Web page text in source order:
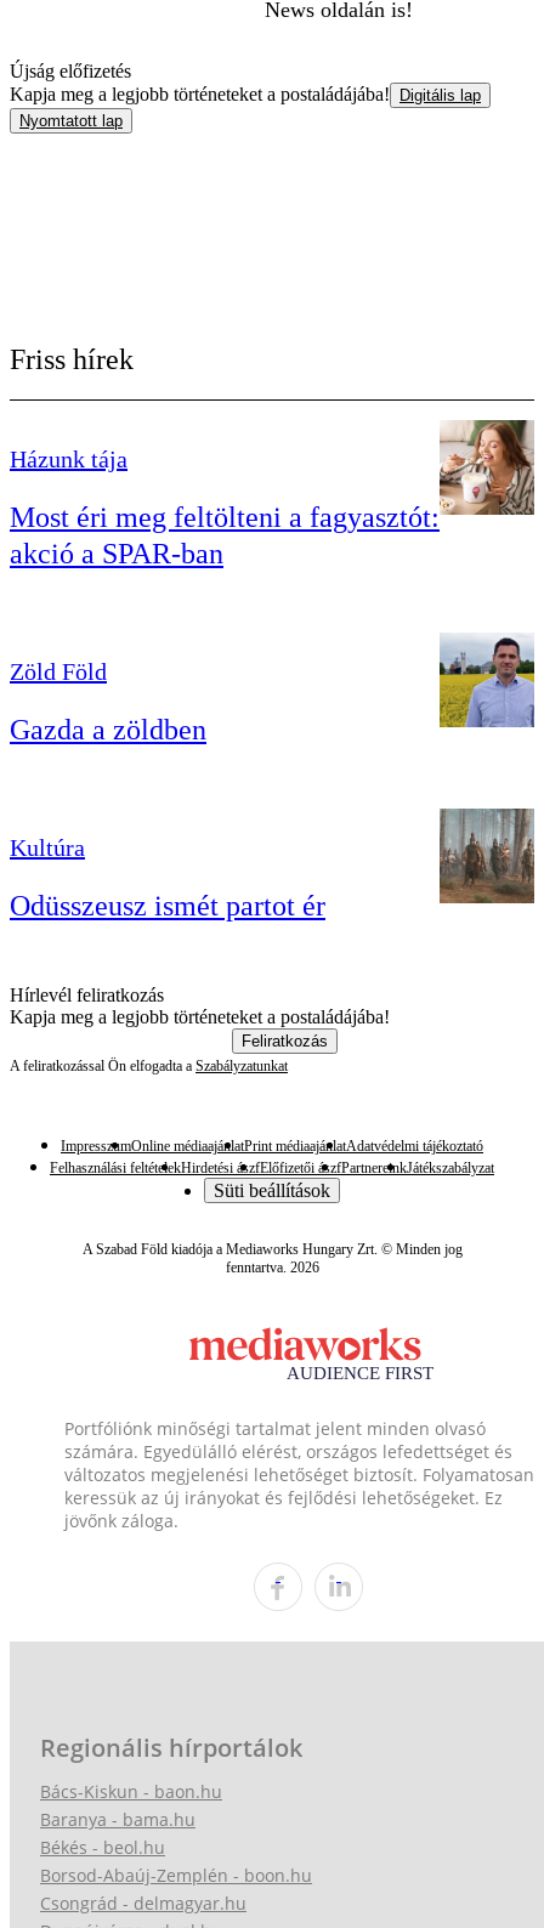
News oldalán is!
Újság előfizetés
Kapja meg a legjobb történeteket a postaládájába!
Digitális lap
Nyomtatott lap
Friss hírek
Házunk tája
Most éri meg feltölteni a fagyasztót:
akció a SPAR-ban
Zöld Föld
Gazda a zöldben
Kultúra
Odüsszeusz ismét partot ér
Hírlevél feliratkozás
Kapja meg a legjobb történeteket a postaládájába!
Feliratkozás
A feliratkozással Ön elfogadta a Szabályzatunkat
ImpresszumOnline médiaajánlatPrint médiaajánlatAdatvédelmi tájékoztató
Felhasználási feltételekHirdetési ászfElőfizetői ászfPartnereinkJátékszabályzat
Süti beállítások
A Szabad Föld kiadója a Mediaworks Hungary Zrt. © Minden jog
fenntartva. 2026
Portfóliónk minőségi tartalmat jelent minden olvasó
számára. Egyedülálló elérést, országos lefedettséget és
változatos megjelenési lehetőséget biztosít. Folyamatosan
keressük az új irányokat és fejlődési lehetőségeket. Ez
jövőnk záloga.
Regionális hírportálok
Bács-Kiskun - baon.hu
Baranya - bama.hu
Békés - beol.hu
Borsod-Abaúj-Zemplén - boon.hu
Csongrád - delmagyar.hu